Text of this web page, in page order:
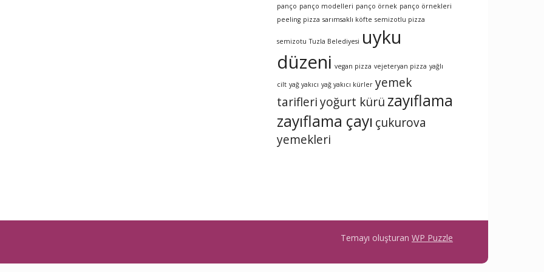
panço panço modelleri panço örnek panço örnekleri
peeling pizza sarımsaklı köfte semizotlu pizza
semizotu Tuzla Belediyesi uyku
düzeni vegan pizza vejeteryan pizza yağlı
cilt yağ yakıcı yağ yakıcı kürler yemek
tarifleriyoğurt kürü zayıflama
zayıflama çayı çukurova
yemekleri
Temayı oluşturan WP Puzzle